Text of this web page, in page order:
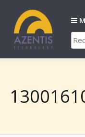
contenu